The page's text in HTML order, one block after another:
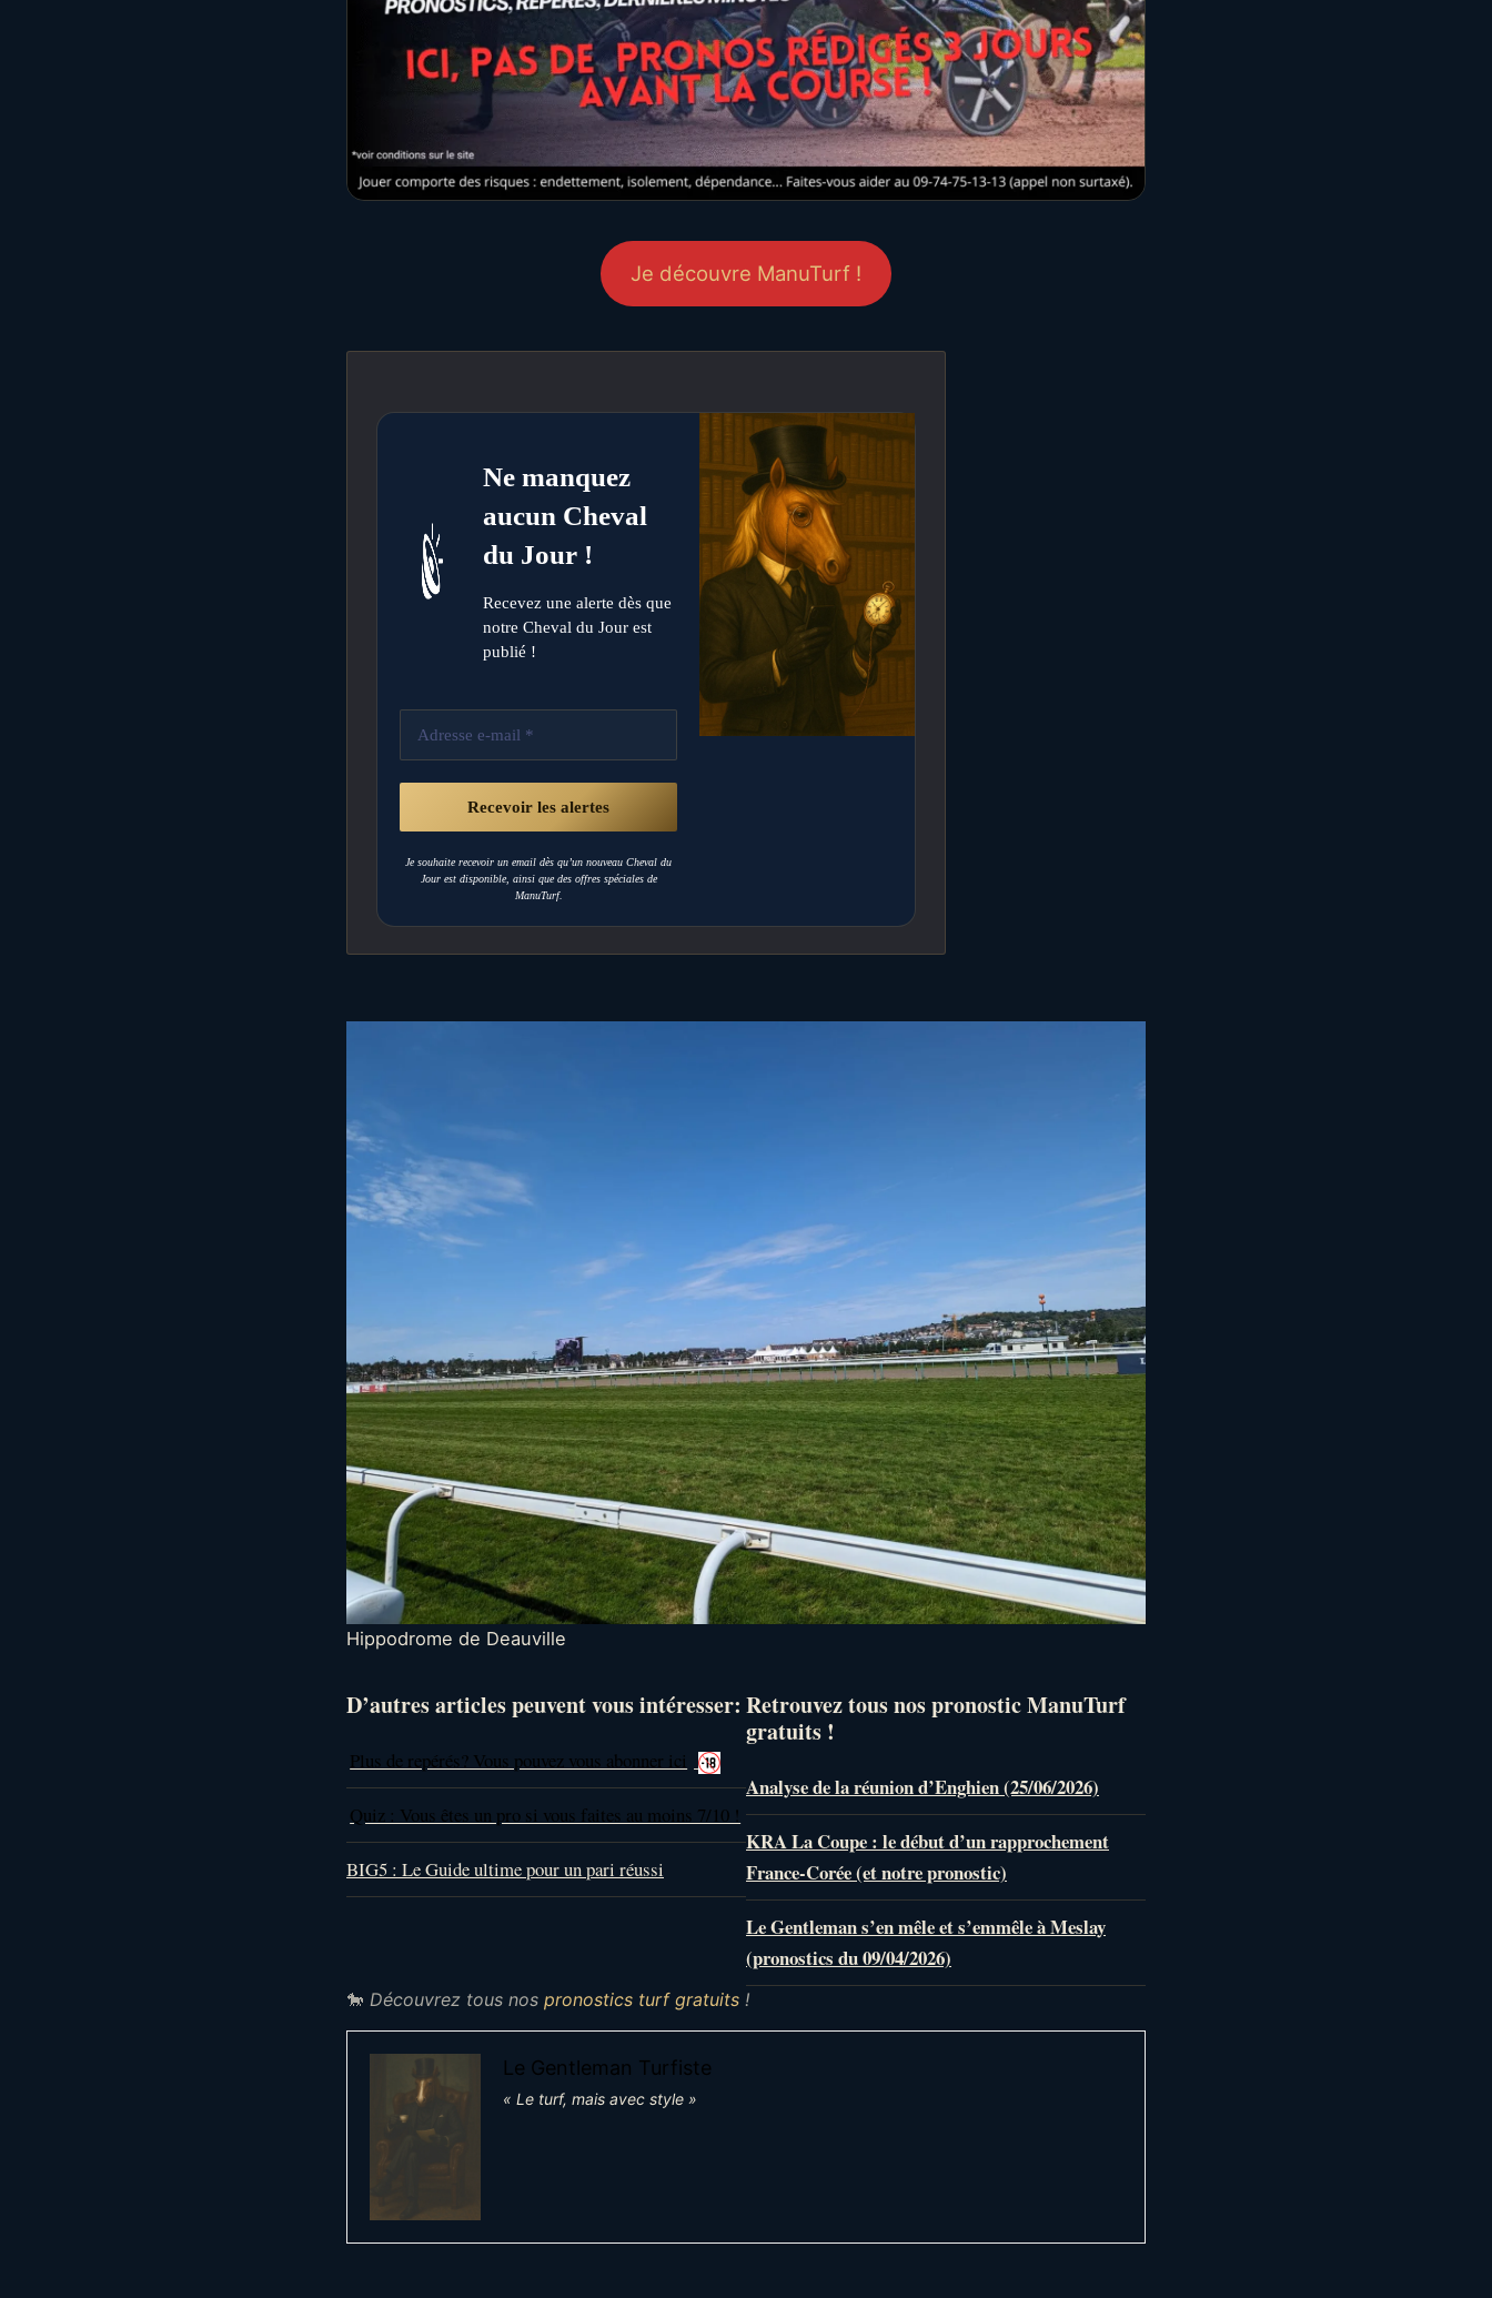
Je découvre ManuTurf !
Ne manquez
aucun Cheval
du Jour !
Recevez une alerte dès que
notre Cheval du Jour est
publié !
Je souhaite recevoir un email dès qu’un nouveau Cheval du
Jour est disponible, ainsi que des offres spéciales de
ManuTurf.
Hippodrome de Deauville
D’autres articles peuvent vous intéresser:
Plus de repérés? Vous pouvez vous abonner ici
Quiz : Vous êtes un pro si vous faites au moins 7/10 !
BIG5 : Le Guide ultime pour un pari réussi
Retrouvez tous nos pronostic ManuTurf
gratuits !
Analyse de la réunion d’Enghien (25/06/2026)
KRA La Coupe : le début d’un rapprochement
France-Corée (et notre pronostic)
Le Gentleman s’en mêle et s’emmêle à Meslay
(pronostics du 09/04/2026)
🐎 Découvrez tous nos pronostics turf gratuits !
Le Gentleman Turfiste
« Le turf, mais avec style »